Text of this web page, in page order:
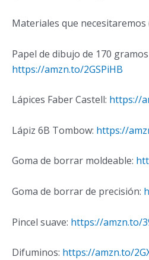
Materiales que necesitaremos
Papel de dibujo de 170 gramos
https://amzn.to/2GSPiHB
Lápices Faber Castell: https://
Lápiz 6B Tombow: https://
Goma de borrar moldeable:
Goma de borrar de precisión:
Pincel suave: https://amzn.to/
Difuminos: https://amzn.to/